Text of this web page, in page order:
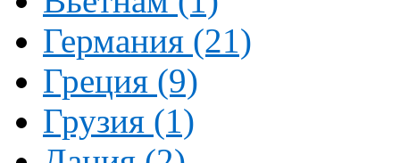
Германия (21)
Греция (9)
Грузия (1)